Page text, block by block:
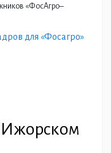
«ФосАгро–
Ижорском